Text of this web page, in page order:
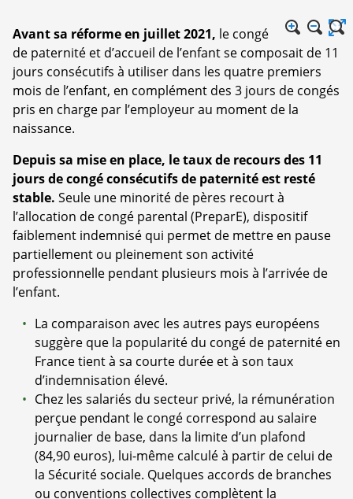
Avant sa réforme en juillet 2021, le congé
de paternité et d’accueil de l’enfant se composait de 11
jours consécutifs à utiliser dans les quatre premiers
mois de l’enfant, en complément des 3 jours de congés
pris en charge par l’employeur au moment de la
naissance.
Depuis sa mise en place, le taux de recours des 11
jours de congé consécutifs de paternité est resté
stable. Seule une minorité de pères recourt à
l’allocation de congé parental (PreparE), dispositif
faiblement indemnisé qui permet de mettre en pause
partiellement ou pleinement son activité
professionnelle pendant plusieurs mois à l’arrivée de
l’enfant.
La comparaison avec les autres pays européens
suggère que la popularité du congé de paternité en
France tient à sa courte durée et à son taux
d’indemnisation élevé.
Chez les salariés du secteur privé, la rémunération
perçue pendant le congé correspond au salaire
journalier de base, dans la limite d’un plafond
(84,90 euros), lui-même calculé à partir de celui de
la Sécurité sociale. Quelques accords de branches
ou conventions collectives complètent la